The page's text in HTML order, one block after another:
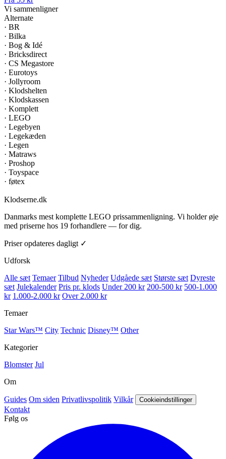
Vi sammenligner
Alternate
· BR
· Bilka
· Bog & Idé
· Bricksdirect
· CS Megastore
· Eurotoys
· Jollyroom
· Klodshelten
· Klodskassen
· Komplett
· LEGO
· Legebyen
· Legekæden
· Legen
· Matraws
· Proshop
· Toyspace
· føtex
Klodserne.dk
Danmarks mest komplette LEGO prissammenligning. Vi holder øje
med priserne hos 19 forhandlere — for dig.
Priser opdateres dagligt ✓
Udforsk
Alle sæt Temaer Tilbud Nyheder Udgåede sæt Største sæt Dyreste
sæt Julekalender Pris pr. klods Under 200 kr 200-500 kr 500-1.000
kr 1.000-2.000 kr Over 2.000 kr
Temaer
Star Wars™ City Technic Disney™ Other
Kategorier
Blomster Jul
Om
Guides Om siden Privatlivspolitik Vilkår Cookieindstillinger
Kontakt
Følg os